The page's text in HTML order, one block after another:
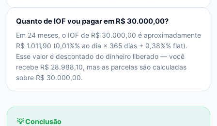
Quanto de IOF vou pagar em R$ 30.000,00?
Em 24 meses, o IOF de R$ 30.000,00 é aproximadamente
R$ 1.011,90 (0,01%% ao dia × 365 dias + 0,38%% flat).
Esse valor é descontado do dinheiro liberado — você
recebe R$ 28.988,10, mas as parcelas são calculadas
sobre R$ 30.000,00.
💡 Conclusão